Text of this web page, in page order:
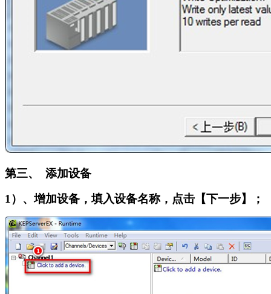
第三、 添加设备
1 ）、增加设备，填入设备名称，点击【下一步】；